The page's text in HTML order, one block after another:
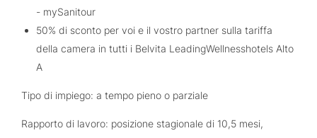
- mySanitour
50% di sconto per voi e il vostro partner sulla tariffa
della camera in tutti i Belvita LeadingWellnesshotels Alto
A
Tipo di impiego: a tempo pieno o parziale
Rapporto di lavoro: posizione stagionale di 10,5 mesi,